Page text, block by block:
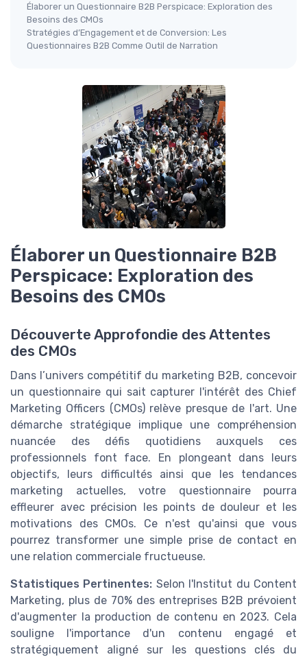
Élaborer un Questionnaire B2B Perspicace: Exploration des
Besoins des CMOs
Stratégies d’Engagement et de Conversion: Les
Questionnaires B2B Comme Outil de Narration
Élaborer un Questionnaire B2B
Perspicace: Exploration des
Besoins des CMOs
Découverte Approfondie des Attentes
des CMOs
Dans l’univers compétitif du marketing B2B, concevoir
un questionnaire qui sait capturer l'intérêt des Chief
Marketing Officers (CMOs) relève presque de l'art. Une
démarche stratégique implique une compréhension
nuancée des défis quotidiens auxquels ces
professionnels font face. En plongeant dans leurs
objectifs, leurs difficultés ainsi que les tendances
marketing actuelles, votre questionnaire pourra
effleurer avec précision les points de douleur et les
motivations des CMOs. Ce n'est qu'ainsi que vous
pourrez transformer une simple prise de contact en
une relation commerciale fructueuse.
Statistiques Pertinentes: Selon l'Institut du Content
Marketing, plus de 70% des entreprises B2B prévoient
d'augmenter la production de contenu en 2023. Cela
souligne l'importance d'un contenu engagé et
stratégiquement aligné sur les questions clés du